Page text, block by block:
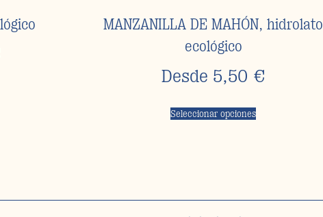
MANZANILLA DE MAHÓN, hidrolato
ecológico
Desde 5,50 €
Seleccionar opciones